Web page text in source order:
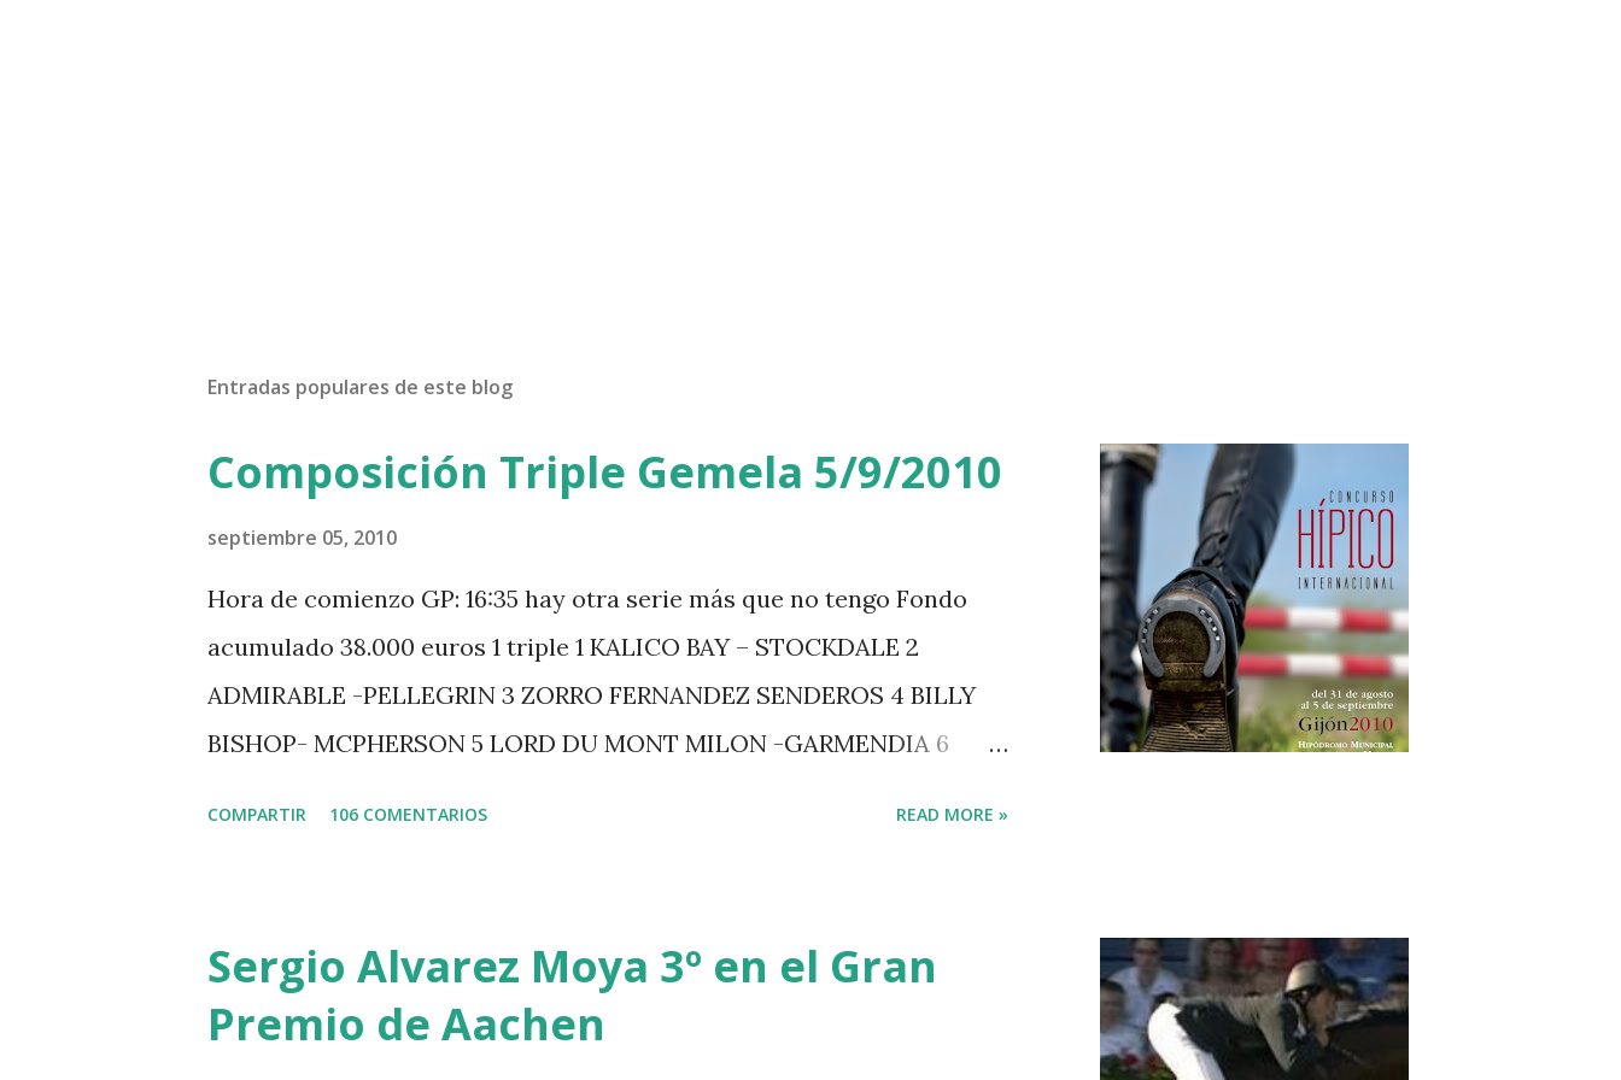
Entradas populares de este blog
Composición Triple Gemela 5/9/2010
septiembre 05, 2010
Hora de comienzo GP: 16:35 hay otra serie más que no tengo Fondo
acumulado 38.000 euros 1 triple 1 KALICO BAY – STOCKDALE 2
ADMIRABLE -PELLEGRIN 3 ZORRO FERNANDEZ SENDEROS 4 BILLY
BISHOP- MCPHERSON 5 LORD DU MONT MILON -GARMENDIA 6
QUERLYBET HERO -LEJAUNE 7 MO CHROI - O’BRIEN 8 CARMENA Z -
BREEN 9 JALLA DE GAVIERE -RAMZY AL DUHAMI 10 NOVEL -
COMPARTIR 106 COMENTARIOS READ MORE »
Sergio Alvarez Moya 3º en el Gran
Premio de Aachen